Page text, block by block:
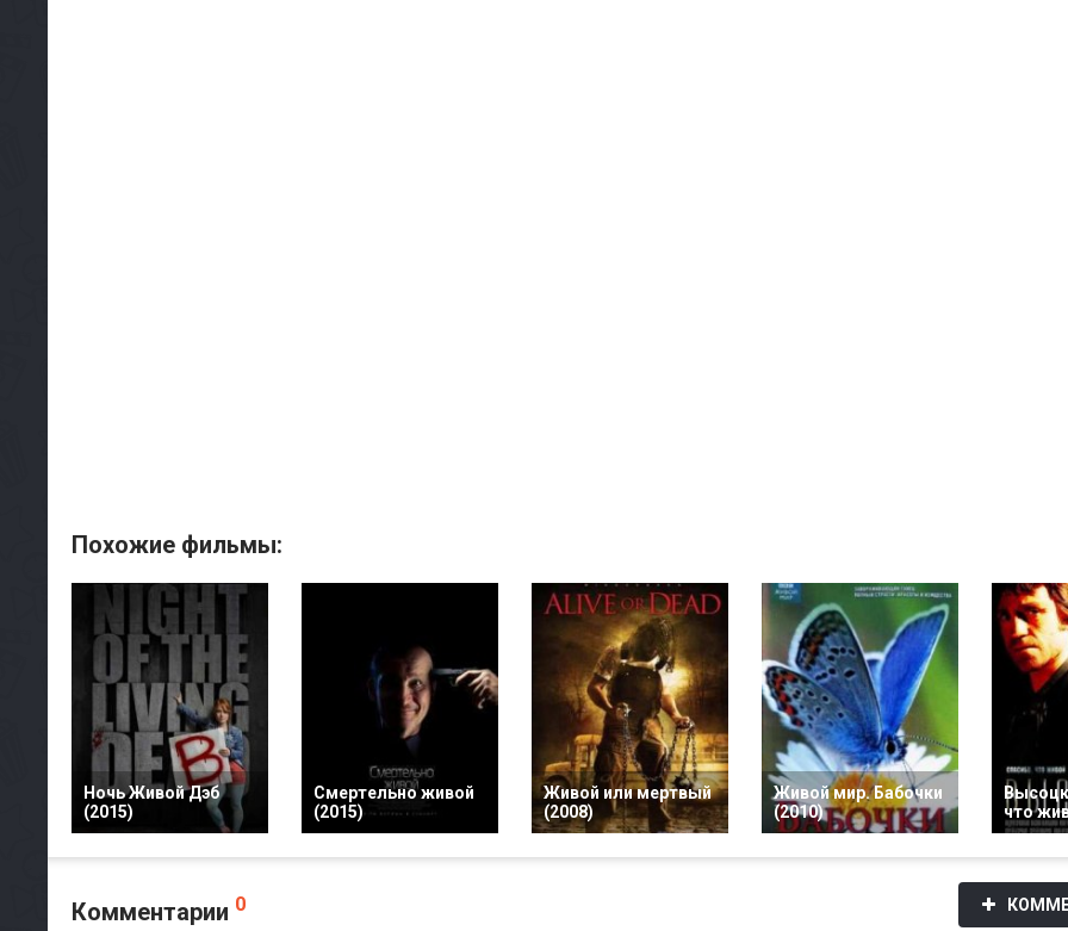
Похожие фильмы:
Ночь Живой Дэб
(2015)
Смертельно живой
(2015)
Живой или мертвый
(2008)
Живой мир. Бабочки
(2010)
что
Комментарии 0